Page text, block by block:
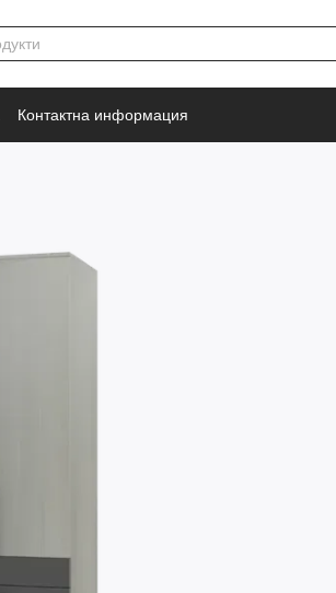
Контактна информация